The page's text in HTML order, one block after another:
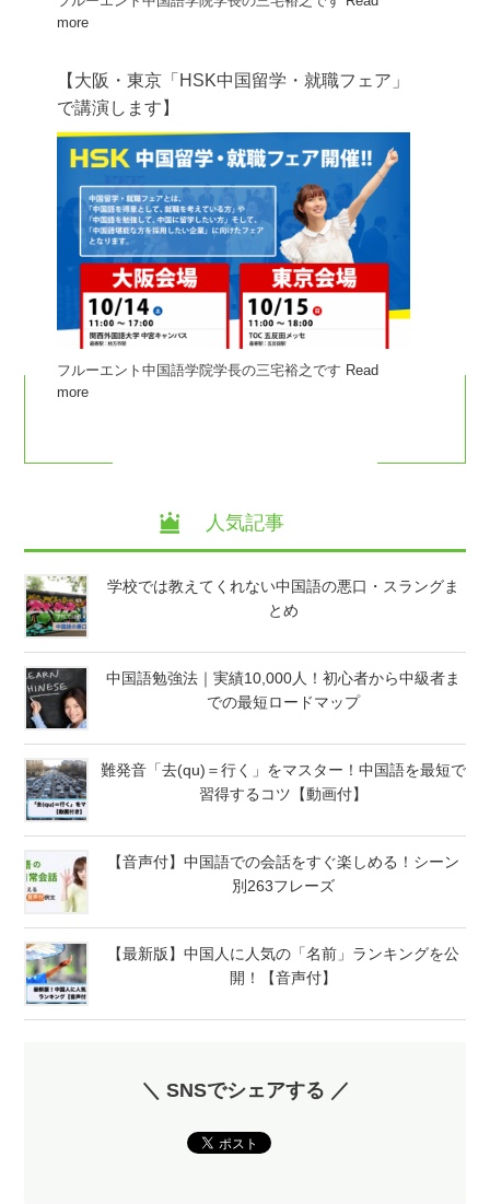
more
【大阪・東京「HSK中国留学・就職フェア」
で講演します】
フルーエント中国語学院学長の三宅裕之です Read
more
人気記事
学校では教えてくれない中国語の悪口・スラングま
とめ
中国語勉強法｜実績10,000人！初心者から中級者ま
での最短ロードマップ
難発音「去(qu)＝行く」をマスター！中国語を最短で
習得するコツ【動画付】
【音声付】中国語での会話をすぐ楽しめる！シーン
別263フレーズ
【最新版】中国人に人気の「名前」ランキングを公
開！【音声付】
＼ SNSでシェアする ／